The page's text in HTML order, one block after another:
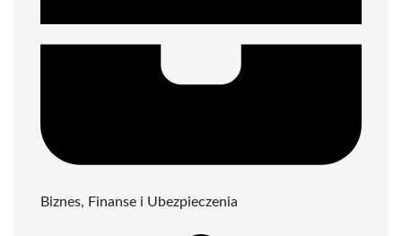
Biznes, Finanse i Ubezpieczenia